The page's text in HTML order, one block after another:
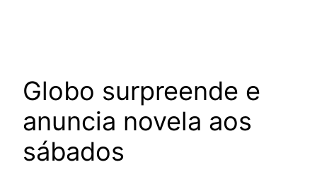
Globo surpreende e
anuncia novela aos
sábados